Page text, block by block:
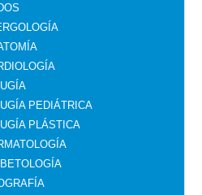
PEDIÁTRICA
PLÁSTICA